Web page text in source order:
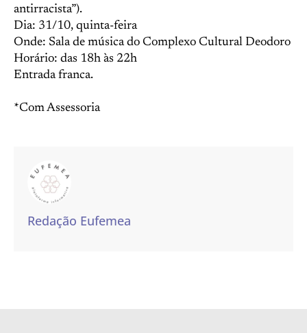
antirracista”).
Dia: 31/10, quinta-feira
Onde: Sala de música do Complexo Cultural Deodoro
Horário: das 18h às 22h
Entrada franca.
*Com Assessoria
Redação Eufemea